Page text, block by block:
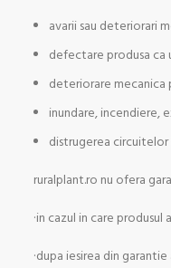
avarii sau deteriorari
defectare produsa ca
deteriorare mecanica
inundare, incendiere,
distrugerea
ruralplant.ro nu ofera
·in cazul in care
·dupa iesirea din